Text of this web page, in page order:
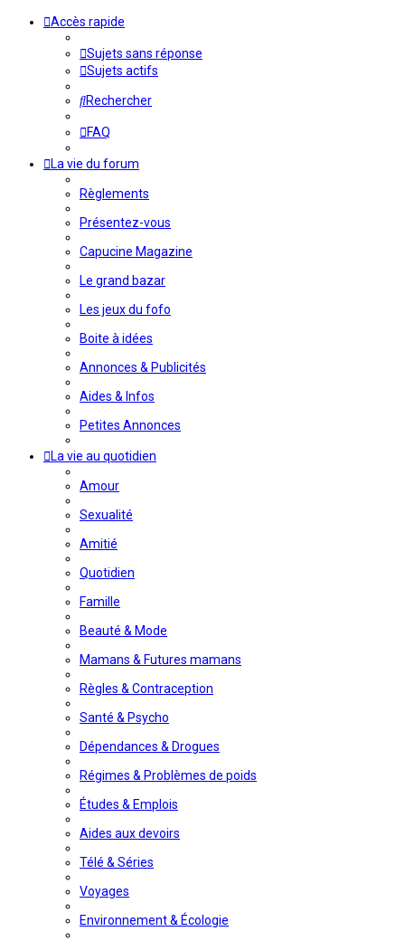
Accès rapide
Sujets sans réponse
Sujets actifs
Rechercher
FAQ
La vie du forum
Règlements
Présentez-vous
Capucine Magazine
Le grand bazar
Les jeux du fofo
Boite à idées
Annonces & Publicités
Aides & Infos
Petites Annonces
La vie au quotidien
Amour
Sexualité
Amitié
Quotidien
Famille
Beauté & Mode
Mamans & Futures mamans
Règles & Contraception
Santé & Psycho
Dépendances & Drogues
Régimes & Problèmes de poids
Études & Emplois
Aides aux devoirs
Télé & Séries
Voyages
Environnement & Écologie